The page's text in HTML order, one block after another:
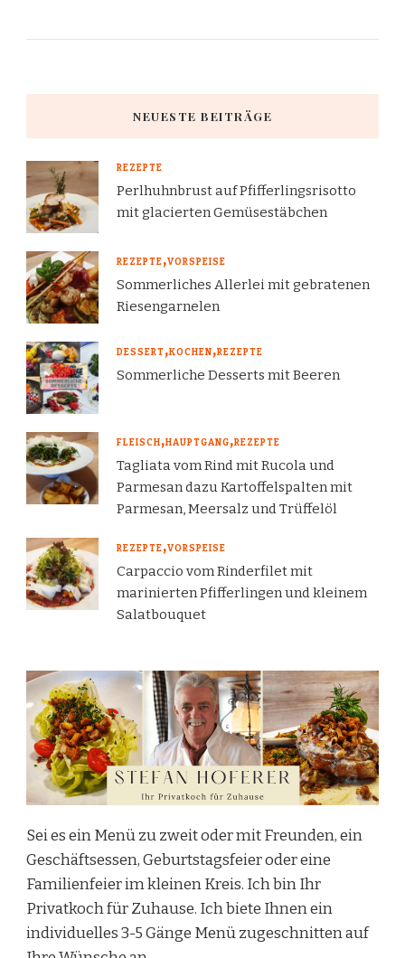
NEUESTE BEITRÄGE
REZEPTE
Perlhuhnbrust auf Pfifferlingsrisotto
mit glacierten Gemüsestäbchen
REZEPTE VORSPEISE
Sommerliches Allerlei mit gebratenen
Riesengarnelen
DESSERT KOCHEN REZEPTE
Sommerliche Desserts mit Beeren
FLEISCH HAUPTGANG REZEPTE
Tagliata vom Rind mit Rucola und
Parmesan dazu Kartoffelspalten mit
Parmesan, Meersalz und Trüffelöl
REZEPTE VORSPEISE
Carpaccio vom Rinderfilet mit
marinierten Pfifferlingen und kleinem
Salatbouquet
Sei es ein Menü zu zweit oder mit Freunden, ein
Geschäftsessen, Geburtstagsfeier oder eine
Familienfeier im kleinen Kreis. Ich bin Ihr
Privatkoch für Zuhause. Ich biete Ihnen ein
individuelles 3-5 Gänge Menü zugeschnitten auf